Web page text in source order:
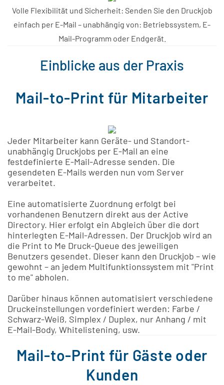
Volle Flexibilität und Sicherheit: Senden Sie den Druckjob
einfach per E-Mail – unabhängig von: Betriebssystem, E-
Mail-Programm oder Endgerät.
Einblicke aus der Praxis
Mail-to-Print für Mitarbeiter
Jeder Mitarbeiter kann Geräte- und Standort-
unabhängig Druckjobs per E-Mail an eine
festdefinierte E-Mail-Adresse senden. Die
gesendeten E-Mails werden nun vom Server
verarbeitet.
Eine automatisierte Zuordnung erfolgt bei
vorhandenen Benutzern direkt aus der Active
Directory. Hier erfolgt ein Abgleich über die dort
hinterlegten E-Mail-Adressen. Der Druckjob wird an
die Print to Me Druck-Queue des jeweiligen
Benutzers gesendet. Dieser kann den Druckjob – wie
gewohnt – an jedem Multifunktionssystem mit "Print
to me" abholen.
Darüber hinaus können automatisiert verschiedene
Druckeinstellungen vordefiniert werden: Farbe /
Schwarz-Weiß, Simplex / Duplex, nur Anhang / mit
E-Mail-Body, Whitelistening, usw.
Mail-to-Print für Gäste oder
Kunden